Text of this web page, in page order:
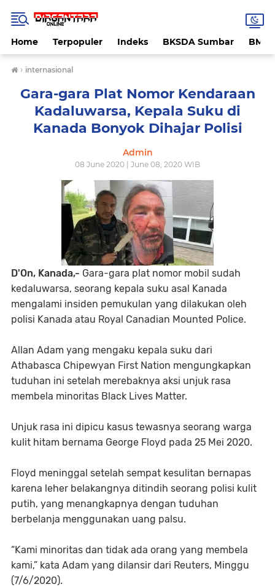
Home Terpopuler Indeks BKSDA Sumbar
› internasional
Gara-gara Plat Nomor Kendaraan
Kadaluwarsa, Kepala Suku di
Kanada Bonyok Dihajar Polisi
Admin
08 June 2020 | June 08, 2020 WIB
D'On, Kanada,- Gara-gara plat nomor mobil sudah
kedaluwarsa, seorang kepala suku asal Kanada
mengalami insiden pemukulan yang dilakukan oleh
polisi Kanada atau Royal Canadian Mounted Police.
Allan Adam yang mengaku kepala suku dari
Athabasca Chipewyan First Nation mengungkapkan
tuduhan ini setelah merebaknya aksi unjuk rasa
membela minoritas Black Lives Matter.
Unjuk rasa ini dipicu kasus tewasnya seorang warga
kulit hitam bernama George Floyd pada 25 Mei 2020.
Floyd meninggal setelah sempat kesulitan bernapas
karena leher belakangnya ditindih seorang polisi kulit
putih, yang menangkapnya dengan tuduhan
berbelanja menggunakan uang palsu.
“Kami minoritas dan tidak ada orang yang membela
kami,” kata Adam yang dilansir dari Reuters, Minggu
(7/6/2020).